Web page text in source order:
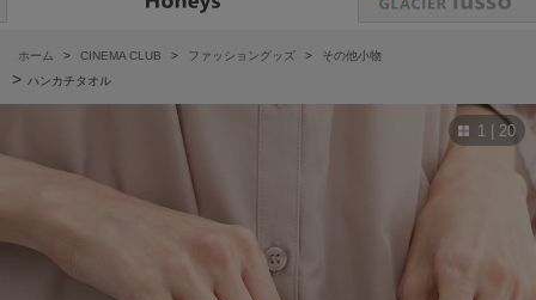
ホーム > CINEMA CLUB > ファッショングッズ > その他小物
> ハンカチタオル
1 | 20